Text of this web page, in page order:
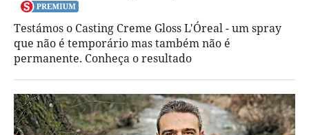
Testámos o Casting Creme Gloss L'Óreal - um spray
que não é temporário mas também não é
permanente. Conheça o resultado